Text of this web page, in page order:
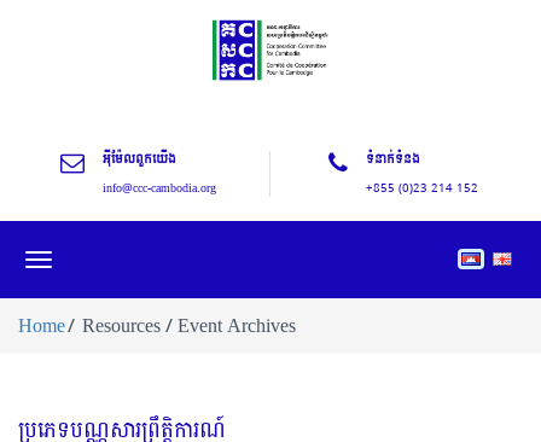
អុីម៉ែលពួកយើង
info@ccc-cambodia.org
ទំនាក់ទំនង
+855 (0)23 214 152
Toggle
Home Resources / Event Archives
ប្រភេទបណ្ណសារព្រឹត្តិការណ៍